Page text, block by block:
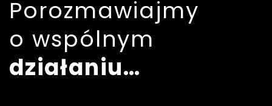
Porozmawiajmy
o wspólnym
działaniu…